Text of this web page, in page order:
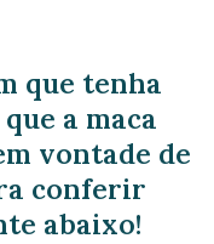
que tenha
a maca
vontade de
conferir
abaixo!